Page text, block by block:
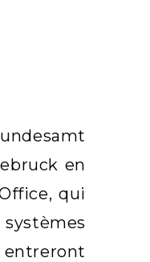
en
qui